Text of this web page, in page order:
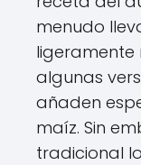
menudo
ligeramente
algunas
añaden
maíz. Sin
tradicional